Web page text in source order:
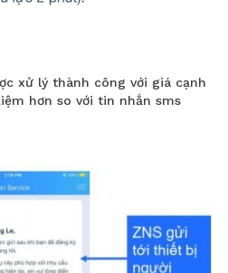
xử lý thành công với giá cạnh
hơn so với tin nhắn sms